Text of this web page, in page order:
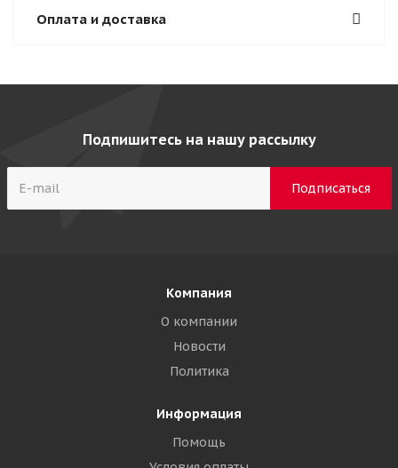
Оплата и доставка
Подпишитесь на нашу рассылку
Компания
О компании
Новости
Политика
Информация
Помощь